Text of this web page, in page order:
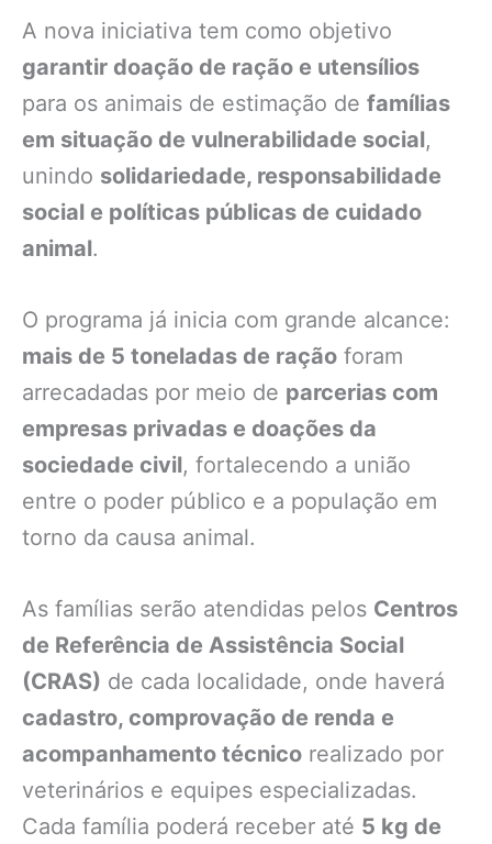
A nova iniciativa tem como objetivo
garantir doação de ração e utensílios
para os animais de estimação de famílias
em situação de vulnerabilidade social,
unindo solidariedade, responsabilidade
social e políticas públicas de cuidado
animal.
O programa já inicia com grande alcance:
mais de 5 toneladas de ração foram
arrecadadas por meio de parcerias com
empresas privadas e doações da
sociedade civil, fortalecendo a união
entre o poder público e a população em
torno da causa animal.
As famílias serão atendidas pelos Centros
de Referência de Assistência Social
(CRAS) de cada localidade, onde haverá
cadastro, comprovação de renda e
acompanhamento técnico realizado por
veterinários e equipes especializadas.
Cada família poderá receber até 5 kg de